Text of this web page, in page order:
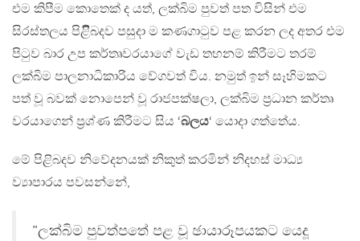
එම කිපීම කොතෙක් ද යත්, ලක්බිම පුවත් පත විසින් එම
සිරස්තලය පිළිිබදව පසුදා ම කණගාටුව පළ කරන ලද අතර එම
පිටුව බාර උප කර්තෘවරයාගේ වැඩ තහනම් කිරීමට තරම්
ලක්බිම පාලනාධිකාරිය වේගවත් විය. නමුත් ඉන් සෑහිමකට
පත් වූ බවක් නෙ‍ාපෙන් වූ රාජපක්ෂලා, ලක්බිම ප්‍රධාන කර්තෘ
වරයාගෙන් ප්‍රශ්ණ කිරීමට සිය ‘බලය‘ යොදා ගත්තේය.
මේ පිළිබදව නිවේදනයක් නිකුත් කරමින් නිදහස් මාධ්‍ය
ව්‍යාපාරය පවසන්නේ,
”ලක්බිම පුවත්පතේ පළ වූ ඡායාරූපයකට යෙදූ